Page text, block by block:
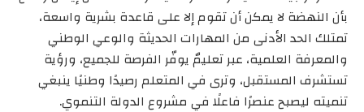
بأن النهضة لا يمكن أن تقوم إلا على قاعدة بشرية واسعة،
تمتلك الحد الأدنى من المهارات الحديثة والوعي الوطني
والمعرفة العلمية، عبر تعليمٌ يوفّر الفرصة للجميع، ورؤية
تستشرف المستقبل، وترى في المتعلم رصيدًا وطنيًا ينبغي
تنميته ليصبح عنصرًا فاعلًا في مشروع الدولة التنموي.